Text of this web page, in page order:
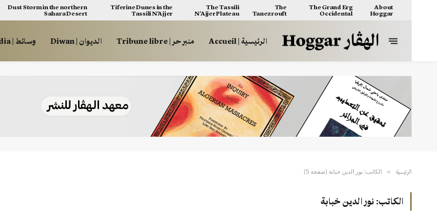
About
Hoggar
The Grand Erg
Occidental
The
Tanezrouft
The Tassili
N’Ajjer Plateau
Tiferine Dunes in the
Tassili N’Ajjer
Dust Storm in the northern
Sahara Desert
الرئيسية | Accueil منبر حر | Tribune libre الديوان | Diwan وسائط | Multimédia
الرئيسية » الكاتب: نور الدين خبابة (صفحة 5)
الكاتب: نور الدين خبابة